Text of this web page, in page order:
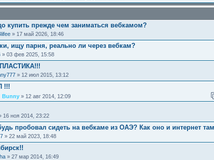
купить прежде чем заниматься вебкамом?
» 17 май 2026, 18:46
ищу парня, реально ли через вебкам?
» 03 фев 2025, 15:58
» 12 июл 2015, 13:12
!!!
Bunny » 12 авг 2014, 12:09
16 ноя 2014, 23:22
пробовал сидеть на вебкаме из ОАЭ? Как оно и интернет
» 22 май 2023, 18:48
» 27 мар 2014, 16:49